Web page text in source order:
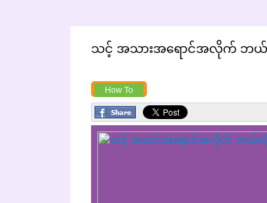
သင့် အသားအရောင်အလိုက် ဘယ်
How To